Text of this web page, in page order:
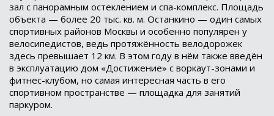
зал с панорамным остеклением и спа-комплекс. Площадь
объекта — более 20 тыс. кв. м. Останкино — один самых
спортивных районов Москвы и особенно популярен у
велосипедистов, ведь протяжённость велодорожек
здесь превышает 12 км. В этом году в нём также введён
в эксплуатацию дом «Достижение» с воркаут-зонами и
фитнес-клубом, но самая интересная часть в его
спортивном пространстве — площадка для занятий
паркуром.